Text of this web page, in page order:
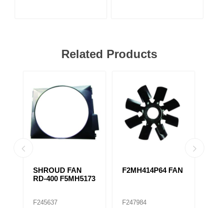
Related Products
SHROUD FAN
RD-400 F5MH5173
F245637
F2MH414P64 FAN
F247984